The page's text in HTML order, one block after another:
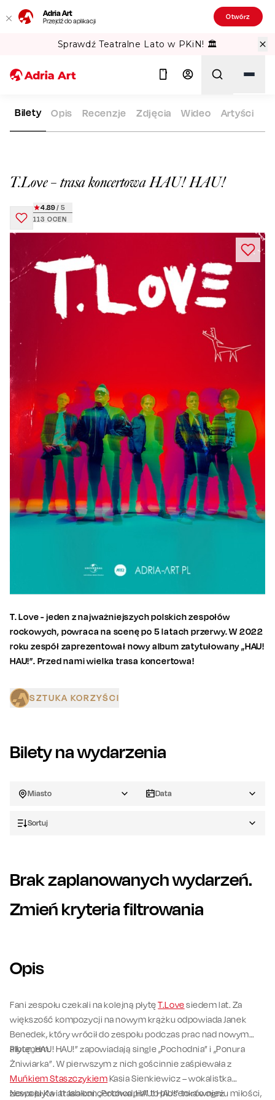
Adria Art
Przejdź do aplikacji Otwórz
Sprawdź Teatralne Lato w PKiN! 🏛️
ADRIA ART REPERTUAR T.LOVE – TRASA KONCERTOWA
T.Love – trasa koncertowa HAU! HAU!
113 OCEN
4.89/ 5
Bilety Opis Recenzje Zdjęcia Wideo Artyści
T. Love - jeden z najważniejszych polskich zespołów
rockowych, powraca na scenę po 5 latach przerwy. W 2022
roku zespół zaprezentował nowy album zatytułowany „HAU!
HAU!”. Przed nami wielka trasa koncertowa!
SZTUKA KORZYŚCI
Bilety na wydarzenia
Miasto Data
Sortuj
Brak zaplanowanych wydarzeń.
Zmień kryteria filtrowania
Opis
Fani zespołu czekali na kolejną płytęT.Lovesiedem lat. Za
większość kompozycji na nowym krążku odpowiada Janek
Benedek, który wrócił do zespołu podczas prac nad nowym
albumem.
Płytę „HAU! HAU!” zapowiadają single „Pochodnia” i „Ponura
Żniwiarka”. W pierwszym z nich gościnnie zaśpiewała z
Muńkiem StaszczykiemKasia Sienkiewicz – wokalistka
zespołu Kwiat Jabłoni. „Pochodnia” to piosenka o ogniu miłości,
Nowa płyta i trasa koncertowa „HAU! HAU!” to również